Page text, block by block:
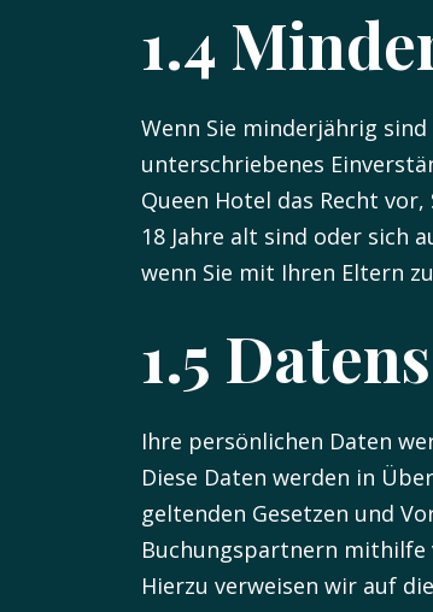
1.4
Wenn Sie minderjährig
unterschriebenes
Queen Hotel das Recht
18 Jahre alt sind oder sich
wenn Sie mit Ihren Eltern
1.5
Ihre persönlichen Daten
Diese Daten werden in
geltenden Gesetzen und
Buchungspartnern mithilfe
Hierzu verweisen wir auf